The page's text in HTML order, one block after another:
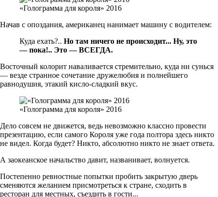
«Голограмма для короля» 2016
Начав с опоздания, американец нанимает машину с водителем:
Куда ехать?.. Но там ничего не происходит... Ну, это
— пока!.. Это — ВСЕГДА.
Восточный колорит наваливается стремительно, куда ни сунься
— везде странное сочетание дружелюбия и полнейшего
равнодушия, этакий кисло-сладкий вкус.
«Голограмма для короля» 2016
Дело совсем не движется, ведь невозможно классно провести
презентацию, если самого Короля уже года полтора здесь никто
не видел. Когда будет? Никто, абсолютно никто не знает ответа.
А заокеанское начальство давит, названивает, волнуется.
Постепенно ревностные попытки пробить закрытую дверь
сменяются желанием присмотреться к стране, сходить в
ресторан для местных, съездить в гости...